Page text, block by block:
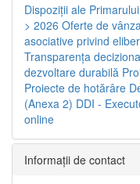
Dispoziţii ale
> 2026 Oferte de
asociative privind
Transparenţa
dezvoltare durabilă
Proiecte de hotărâre
(Anexa 2) DDI -
online
Informaţii de contact